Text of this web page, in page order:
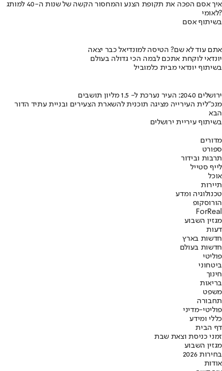
איך אסם הפכה את תקופת הצנע והמחסור הקשה של שנות ה-40 למותג
לאומי?
בשיתוף אסם
אתם עוד לא שם? הטיסה למונדיאל כבר יצאה
יונדאי לוקחת אתכם לבמה הכי גדולה בעולם
בשיתוף יונדאי מבית כלמוביל
ירושלים 2040: העיר נערכת ל- 1.5 מליון תושבים
מנכ"לית העירייה מציגה תוכנית להשארת הצעירים ובניית עתיד הדור
הבא
בשיתוף עיריית ירושלים
מדורים
ספורט
תרבות ובידור
לייף סטייל
אוכל
תיירות
טכנולוגיה ומדע
הורוסקופ
ForReal
מגזין השבוע
דעות
חדשות בארץ
חדשות בעולם
פוליטי
ביטחוני
חינוך
בריאות
משפט
תחבורה
פוליטי-מדיני
כללי ומידע
דף הבית
זמני כניסת וצאת שבת
מגזין השבוע
בחירות 2026
אודות